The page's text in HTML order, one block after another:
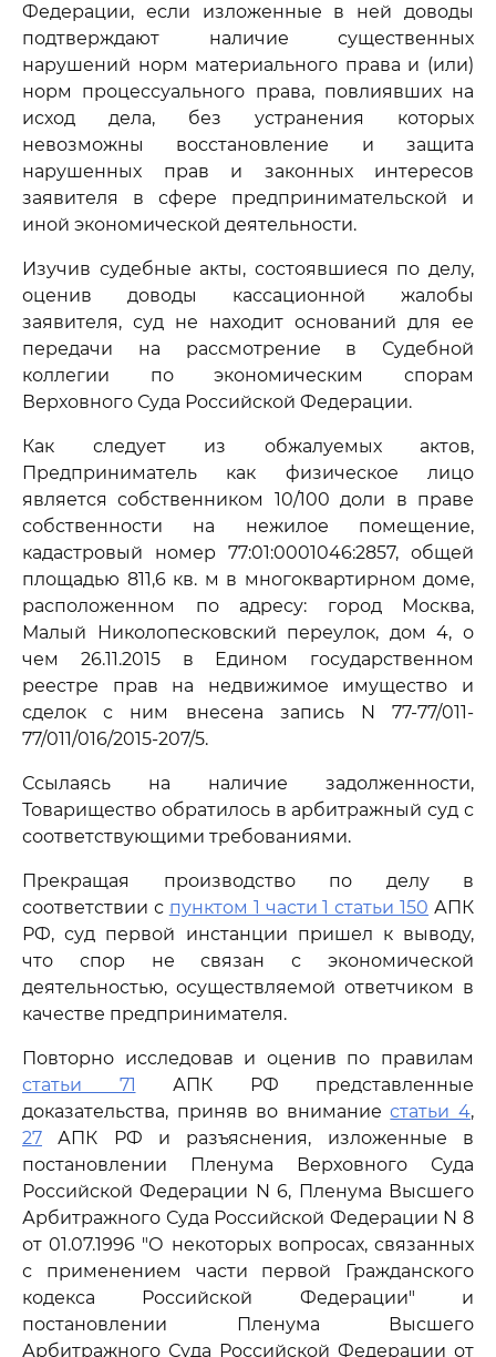
Федерации, если изложенные в ней доводы
подтверждают наличие существенных
нарушений норм материального права и (или)
норм процессуального права, повлиявших на
исход дела, без устранения которых
невозможны восстановление и защита
нарушенных прав и законных интересов
заявителя в сфере предпринимательской и
иной экономической деятельности.
Изучив судебные акты, состоявшиеся по делу,
оценив доводы кассационной жалобы
заявителя, суд не находит оснований для ее
передачи на рассмотрение в Судебной
коллегии по экономическим спорам
Верховного Суда Российской Федерации.
Как следует из обжалуемых актов,
Предприниматель как физическое лицо
является собственником 10/100 доли в праве
собственности на нежилое помещение,
кадастровый номер 77:01:0001046:2857, общей
площадью 811,6 кв. м в многоквартирном доме,
расположенном по адресу: город Москва,
Малый Николопесковский переулок, дом 4, о
чем 26.11.2015 в Едином государственном
реестре прав на недвижимое имущество и
сделок с ним внесена запись N 77-77/011-
77/011/016/2015-207/5.
Ссылаясь на наличие задолженности,
Товарищество обратилось в арбитражный суд с
соответствующими требованиями.
Прекращая производство по делу в
соответствии с пунктом 1 части 1 статьи 150 АПК
РФ, суд первой инстанции пришел к выводу,
что спор не связан с экономической
деятельностью, осуществляемой ответчиком в
качестве предпринимателя.
Повторно исследовав и оценив по правилам
статьи 71 АПК РФ представленные
доказательства, приняв во вниманиестатьи 4,
27 АПК РФ и разъяснения, изложенные в
постановлении Пленума Верховного Суда
Российской Федерации N 6, Пленума Высшего
Арбитражного Суда Российской Федерации N 8
от 01.07.1996 "О некоторых вопросах, связанных
с применением части первой Гражданского
кодекса Российской Федерации" и
постановлении Пленума Высшего
Арбитражного Суда Российской Федерации от